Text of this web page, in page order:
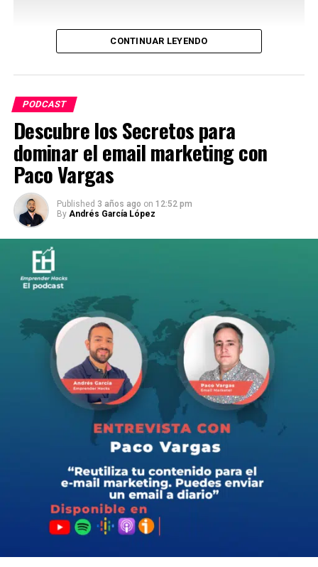
🎙 ¿Alguna vez te has preguntado qué se necesita
realmente para lanzar y mantener un podcast exitoso?
CONTINUAR LEYENDO
PODCAST
Descubre los Secretos para
dominar el email marketing con
Paco Vargas
Published 3 años ago on 12:52 pm
By Andrés García López